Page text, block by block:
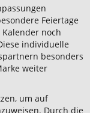
Feiertage
noch
individuelle
besonders
weiter
um auf
Durch die